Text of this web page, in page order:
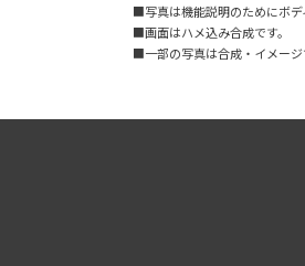
■写真は機能説明のためにボデ
■画面はハメ込み合成です。
■一部の写真は合成・イメージ